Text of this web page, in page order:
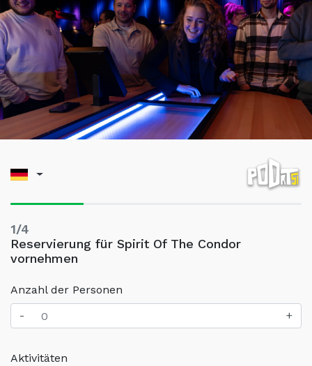
1/4
Reservierung für Spirit Of The Condor
vornehmen
Anzahl der Personen
-
+
Aktivitäten